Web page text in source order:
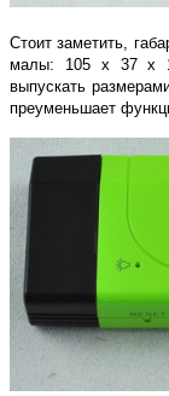
Стоит заметить,
малы: 105 x 37 x
выпускать
преуменьшает